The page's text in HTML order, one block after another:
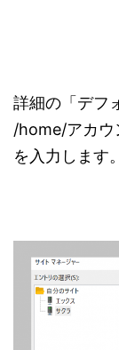
詳細の「デフ
/home/アカ
を入力します。